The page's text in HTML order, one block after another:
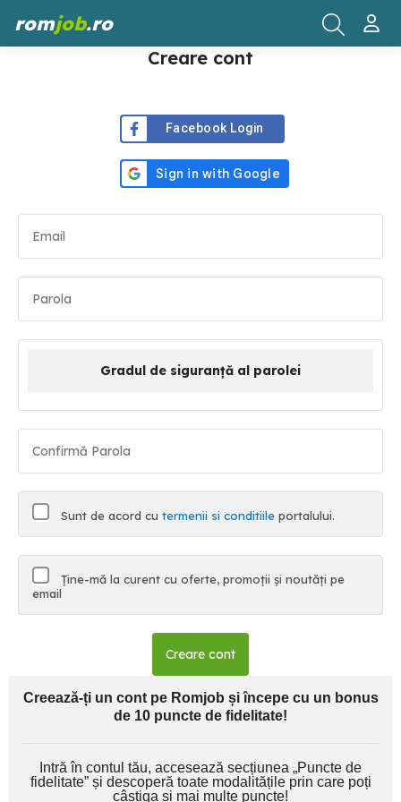
romjob.ro
Creare cont
Facebook Login
Gradul de siguranță al parolei
Sunt de acord cu termenii si conditiile portalului.
Ține-mă la curent cu oferte, promoții și noutăți pe
email
Creare cont
Creează-ți un cont pe Romjob și începe cu un bonus
de 10 puncte de fidelitate!
Intră în contul tău, accesează secțiunea „Puncte de
fidelitate” și descoperă toate modalitățile prin care poți
câștiga și mai multe puncte!